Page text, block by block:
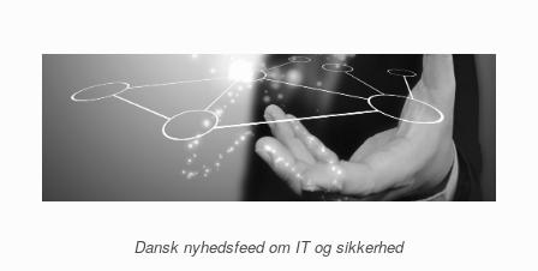
indhold
Dansk nyhedsfeed om IT og sikkerhed